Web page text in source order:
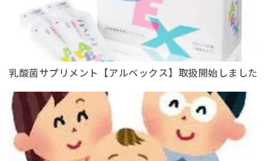
乳酸菌サプリメント【アルベックス】取扱開始しました